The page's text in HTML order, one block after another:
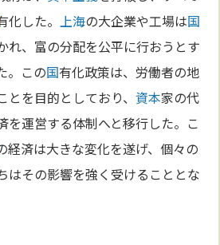
化した。上海の大企業や工場は国
れ、富の分配を公平に行おうとす
。この国有化政策は、労働者の地
を目的としており、 資本家の代
を運営する体制へと移行した。こ
経済は大きな変化を遂げ、個々の
はその影響を強く受けることとな